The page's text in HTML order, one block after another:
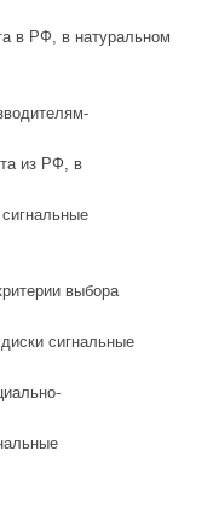
в РФ, в натуральном
из РФ, в
выбора
сигнальные